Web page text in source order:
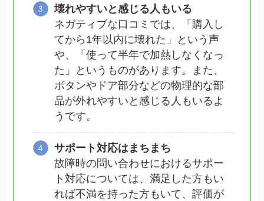
壊れやすいと感じる人もいる
ネガティブな口コミでは、「購入し
てから1年以内に壊れた」という声
や、「使って半年で加熱しなくなっ
た」というものがあります。また、
ボタンやドア部分などの物理的な部
品が外れやすいと感じる人もいるよ
うです。
サポート対応はまちまち
故障時の問い合わせにおけるサポー
ト対応については、満足した方もい
れば不満を持った方もいて、評価が